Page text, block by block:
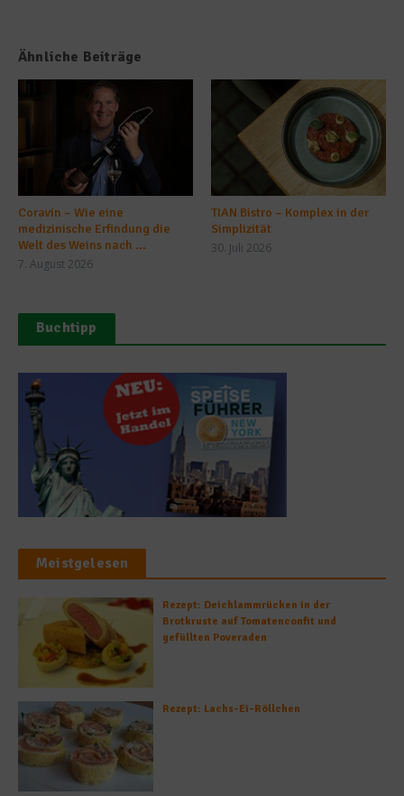
Ähnliche Beiträge
Coravin – Wie eine
medizinische Erfindung die
Welt des Weins nach ...
7. August 2026
TIAN Bistro – Komplex in der
Simplizität
30. Juli 2026
Buchtipp
Meistgelesen
Rezept: Deichlammrücken in der
Brotkruste auf Tomatenconfit und
gefüllten Poveraden
Rezept: Lachs-Ei-Röllchen